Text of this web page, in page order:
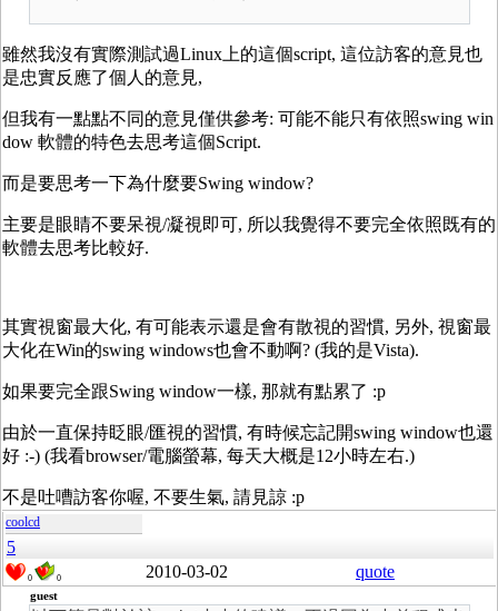
雖然我沒有實際測試過Linux上的這個script, 這位訪客的意見也
是忠實反應了個人的意見,
但我有一點點不同的意見僅供參考: 可能不能只有依照swing win
dow 軟體的特色去思考這個Script.
而是要思考一下為什麼要Swing window?
主要是眼睛不要呆視/凝視即可, 所以我覺得不要完全依照既有的
軟體去思考比較好.
其實視窗最大化, 有可能表示還是會有散視的習慣, 另外, 視窗最
大化在Win的swing windows也會不動啊? (我的是Vista).
如果要完全跟Swing window一樣, 那就有點累了 :p
由於一直保持眨眼/匯視的習慣, 有時候忘記開swing window也還
好 :-) (我看browser/電腦螢幕, 每天大概是12小時左右.)
不是吐嘈訪客你喔, 不要生氣, 請見諒 :p
coolcd
5
0 0 2010-03-02 quote
guest